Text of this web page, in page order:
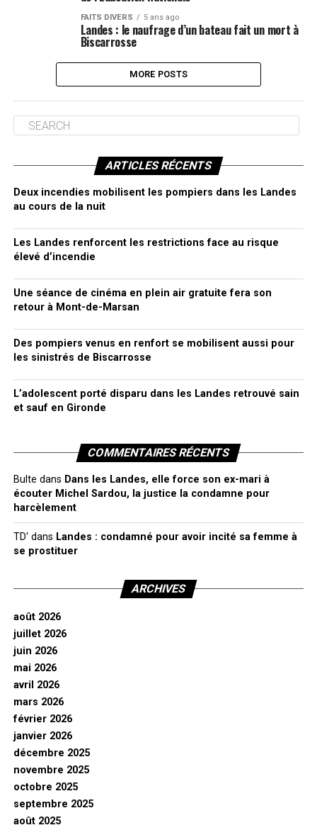
FAITS DIVERS 5 ans ago
Landes : le naufrage d’un bateau fait un mort à
Biscarrosse
MORE POSTS
ARTICLES RÉCENTS
Deux incendies mobilisent les pompiers dans les Landes
au cours de la nuit
Les Landes renforcent les restrictions face au risque
élevé d’incendie
Une séance de cinéma en plein air gratuite fera son
retour à Mont-de-Marsan
Des pompiers venus en renfort se mobilisent aussi pour
les sinistrés de Biscarrosse
L’adolescent porté disparu dans les Landes retrouvé sain
et sauf en Gironde
COMMENTAIRES RÉCENTS
Bulte dans Dans les Landes, elle force son ex-mari à
écouter Michel Sardou, la justice la condamne pour
harcèlement
TD' dans Landes : condamné pour avoir incité sa femme à
se prostituer
ARCHIVES
août 2026
juillet 2026
juin 2026
mai 2026
avril 2026
mars 2026
février 2026
janvier 2026
décembre 2025
novembre 2025
octobre 2025
septembre 2025
août 2025